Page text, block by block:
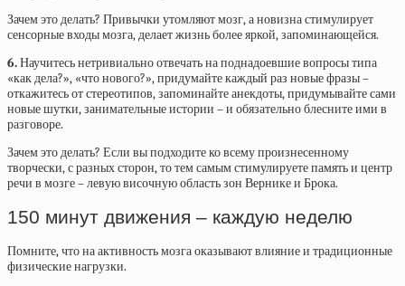
Зачем это делать? Привычки утомляют мозг, а новизна стимулирует
сенсорные входы мозга, делает жизнь более яркой, запоминающейся.
6.Научитесь нетривиально отвечать на поднадоевшие вопросы типа
«как дела?», «что нового?», придумайте каждый раз новые фразы –
откажитесь от стереотипов, запоминайте анекдоты, придумывайте сами
новые шутки, занимательные истории – и обязательно блесните ими в
разговоре.
Зачем это делать? Если вы подходите ко всему произнесенному
творчески, с разных сторон, то тем самым стимулируете память и центр
речи в мозге – левую височную область зон Вернике и Брока.
150 минут движения – каждую неделю
Помните, что на активность мозга оказывают влияние и традиционные
физические нагрузки.